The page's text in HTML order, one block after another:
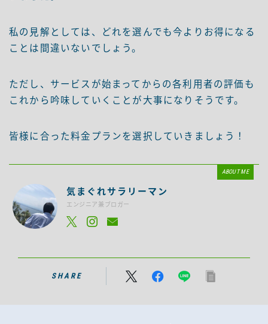
私の見解としては、どれを選んでも今よりお得になる
ことは間違いないでしょう。
ただし、サービスが始まってからの各利用者の評価も
これから吟味していくことが大事になりそうです。
皆様に合った料金プランを選択していきましょう！
ABOUT ME
気まぐれサラリーマン
エンジニア兼ブロガー
SHARE